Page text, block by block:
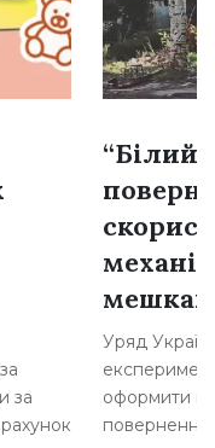
за
“Білий
Уряд
оформити
повернення